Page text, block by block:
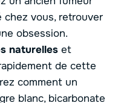
vous, retrouver
obsession.
naturelles et
de cette
comment un
blanc, bicarbonate